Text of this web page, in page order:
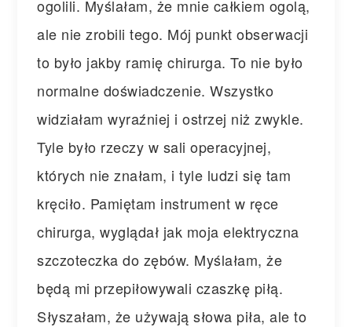
ogolili. Myślałam, że mnie całkiem ogolą,
ale nie zrobili tego. Mój punkt obserwacji
to było jakby ramię chirurga. To nie było
normalne doświadczenie. Wszystko
widziałam wyraźniej i ostrzej niż zwykle.
Tyle było rzeczy w sali operacyjnej,
których nie znałam, i tyle ludzi się tam
kręciło. Pamiętam instrument w ręce
chirurga, wyglądał jak moja elektryczna
szczoteczka do zębów. Myślałam, że
będą mi przepiłowywali czaszkę piłą.
Słyszałam, że używają słowa piła, ale to